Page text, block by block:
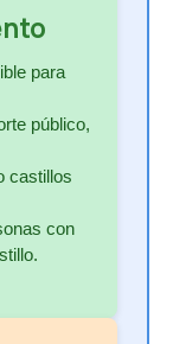
para
público,
castillos
con